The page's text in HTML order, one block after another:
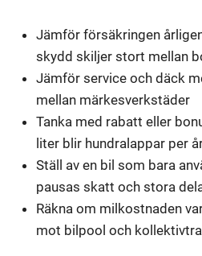
Jämför försäkringen
skydd skiljer stort mellan
Jämför service och däck
mellan märkesverkstäder
Tanka med rabatt eller
liter blir hundralappar per
Ställ av en bil som bara
pausas skatt och stora
Räkna om milkostnaden
mot bilpool och